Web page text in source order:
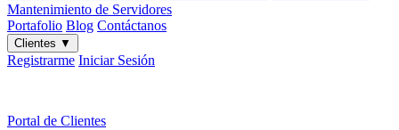
Mantenimiento de Servidores
Portafolio Blog Contáctanos
Clientes ▼
Registrarme Iniciar Sesión
Portal de Clientes